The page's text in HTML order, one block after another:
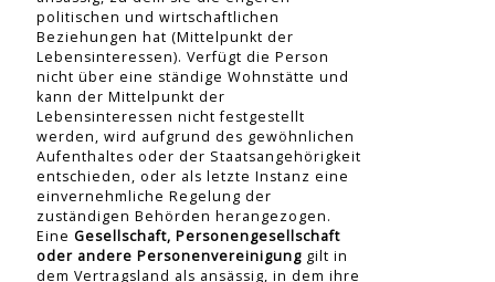
politischen und wirtschaftlichen
Beziehungen hat (Mittelpunkt der
Lebensinteressen). Verfügt die Person
nicht über eine ständige Wohnstätte und
kann der Mittelpunkt der
Lebensinteressen nicht festgestellt
werden, wird aufgrund des gewöhnlichen
Aufenthaltes oder der Staatsangehörigkeit
entschieden, oder als letzte Instanz eine
einvernehmliche Regelung der
zuständigen Behörden herangezogen.
Eine Gesellschaft, Personengesellschaft
oder andere Personenvereinigunggilt in
dem Vertragsland als ansässig, in dem ihre